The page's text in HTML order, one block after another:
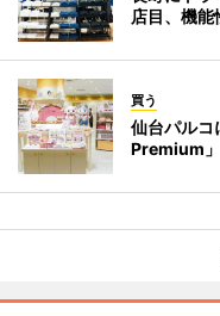
店目、機能
買う
仙台パルコ
Premium